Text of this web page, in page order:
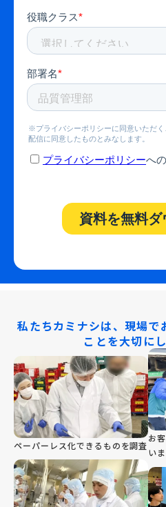
私たちカミナシは、現場で
ことを大切にし
ペーパーレス化できるものを調査
お
い